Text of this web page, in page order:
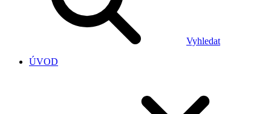
Vyhledat
ÚVOD